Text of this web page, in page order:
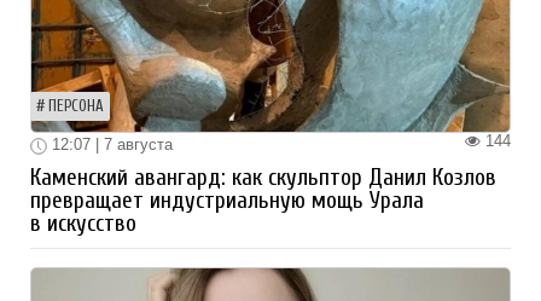
ПЕРСОНА
144
12:07 | 7 августа
Каменский авангард: как скульптор Данил Козлов
превращает индустриальную мощь Урала
в искусство